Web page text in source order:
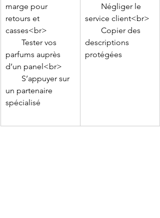
marge pour
retours et
casses<br>
parfums auprès
d’un panel<br>
un partenaire
spécialisé
service client<br>
descriptions
protégées